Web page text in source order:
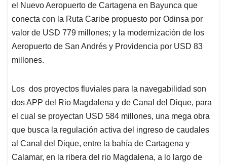
el Nuevo Aeropuerto de Cartagena en Bayunca que
conecta con la Ruta Caribe propuesto por Odinsa por
valor de USD 779 millones; y la modernización de los
Aeropuerto de San Andrés y Providencia por USD 83
millones.
Los dos proyectos fluviales para la navegabilidad son
dos APP del Rio Magdalena y de Canal del Dique, para
el cual se proyectan USD 584 millones, una mega obra
que busca la regulación activa del ingreso de caudales
al Canal del Dique, entre la bahía de Cartagena y
Calamar, en la ribera del rio Magdalena, a lo largo de